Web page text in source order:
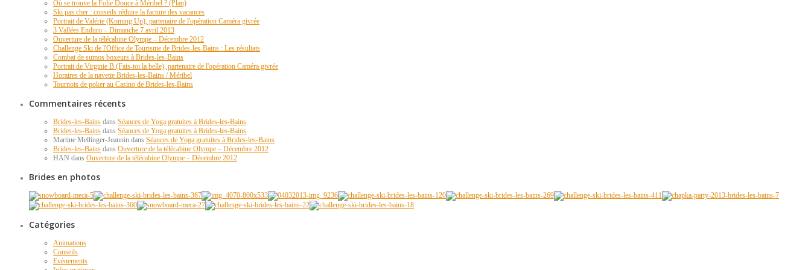
Où se trouve la Folie Douce à Méribel ? (Plan)
Ski pas cher : conseils réduire la facture des vacances
Portrait de Valérie (Koming Up), partenaire de l'opération Caméra givrée
3 Vallées Enduro – Dimanche 7 avril 2013
Ouverture de la télécabine Olympe – Décembre 2012
Challenge Ski de l'Office de Tourisme de Brides-les-Bains : Les résultats
Combat de sumos boxeurs à Brides-les-Bains
Portrait de Virginie B (Fais-toi la belle), partenaire de l'opération Caméra givrée
Horaires de la navette Brides-les-Bains / Méribel
Tournois de poker au Casino de Brides-les-Bains
Commentaires récents
Brides-les-Bains dans Séances de Yoga gratuites à Brides-les-Bains
Brides-les-Bains dans Séances de Yoga gratuites à Brides-les-Bains
Martine Mellinger-Jeannin dans Séances de Yoga gratuites à Brides-les-Bains
Brides-les-Bains dans Ouverture de la télécabine Olympe – Décembre 2012
HAN dans Ouverture de la télécabine Olympe – Décembre 2012
Brides en photos
Catégories
Animations
Conseils
Evènements